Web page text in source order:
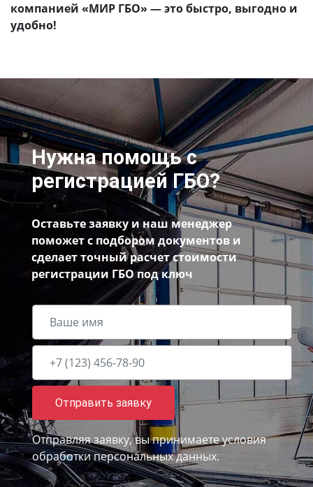
компанией «МИР ГБО» — это быстро, выгодно и
удобно!
Нужна помощь с
регистрацией ГБО?
Оставьте заявку и наш менеджер
поможет с подбором документов и
сделает точный расчет стоимости
регистрации ГБО под ключ
Отправить заявку
Отправляя заявку, вы принимаетеусловия
обработки персональных данных.